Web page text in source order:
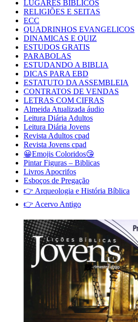
LUGARES BIBLICOS
RELIGIÕES E SEITAS
ECC
QUADRINHOS EVANGELICOS
DINAMICAS E QUIZ
ESTUDOS GRATIS
PARABOLAS
ESTUDANDO A BIBLIA
DICAS PARA EBD
ESTATUTO DA ASSEMBLEIA
CONTRATOS DE VENDAS
LETRAS COM CIFRAS
Almeida Atualizada áudio
Leitura Diária Adultos
Leitura Diária Jovens
Revista Adultos cpad
Revista Jovens cpad
😀Emojis Coloridos😘
Pintar Figuras – Biblicas
Livros Apocrifos
Esboços de Pregação
👉 Arqueologia e História Bíblica
👉 Acervo Antigo